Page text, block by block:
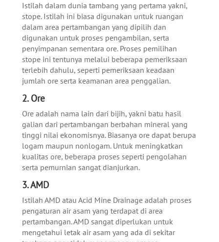
Istilah dalam dunia tambang yang pertama yakni,
stope. Istilah ini biasa digunakan untuk ruangan
dalam area pertambangan yang dipilih dan
digunakan untuk proses pengambilan, serta
penyimpanan sementara ore. Proses pemilihan
stope ini tentunya melalui beberapa pemeriksaan
terlebih dahulu, seperti pemeriksaan keadaan
jumlah ore serta keamanan area penggalian.
2. Ore
Ore adalah nama lain dari bijih, yakni batu hasil
galian dari pertambangan berbahan mineral yang
tinggi nilai ekonomisnya. Biasanya ore dapat berupa
logam maupun nonlogam. Untuk meningkatkan
kualitas ore, beberapa proses seperti pengolahan
serta pemurnian sangat dianjurkan.
3. AMD
Istilah AMD atau Acid Mine Drainage adalah proses
pengaturan air asam yang terdapat di area
pertambangan. AMD sangat diperlukan untuk
mengetahui letak air asam yang ada di sekitar